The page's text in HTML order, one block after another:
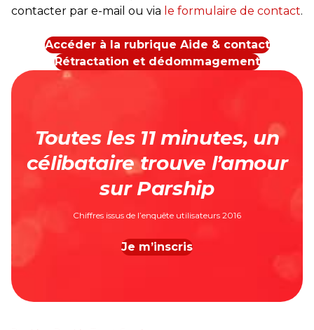
contacter par e-mail ou via le formulaire de contact.
Accéder à la rubrique Aide & contact
Rétractation et dédommagement
Toutes les 11 minutes, un
célibataire trouve l’amour
sur Parship
Chiffres issus de l’enquête utilisateurs 2016
Je m’inscris